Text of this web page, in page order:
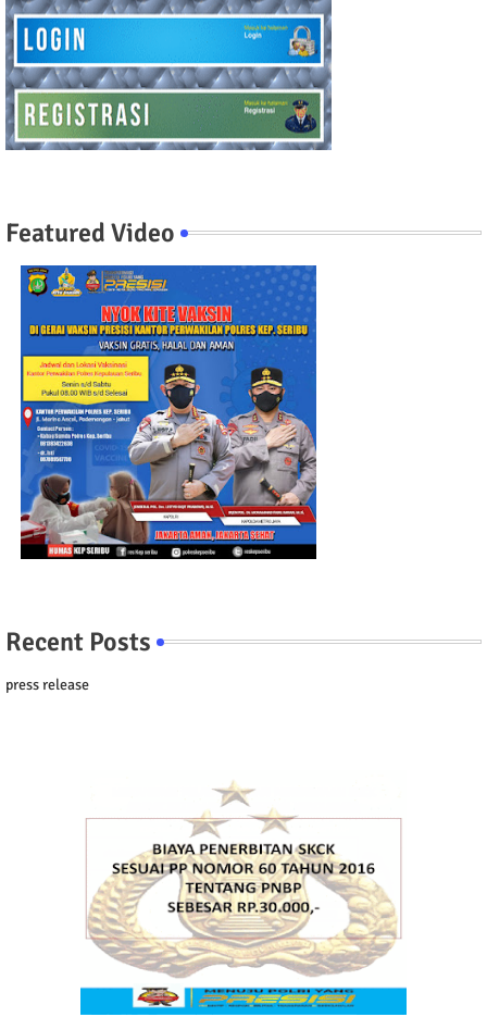
Featured Video
Recent Posts
press release